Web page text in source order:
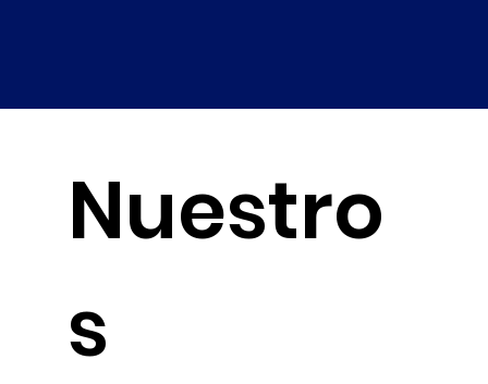
Nuestro
s